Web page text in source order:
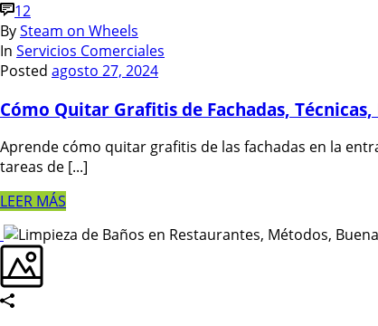
12
BySteam on Wheels
In Servicios Comerciales
Posted agosto 27, 2024
Cómo Quitar Grafitis de Fachadas,
Aprende cómo quitar grafitis de las fachadas en la
tareas de [...]
LEER MÁS